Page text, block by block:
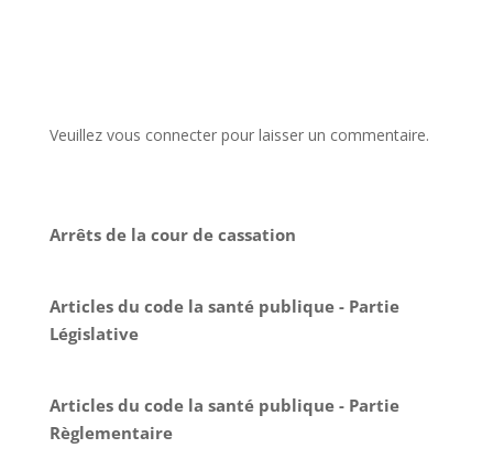
Veuillez vous connecter pour laisser un commentaire.
Arrêts de la cour de cassation
Articles du code la santé publique - Partie
Législative
Articles du code la santé publique - Partie
Règlementaire